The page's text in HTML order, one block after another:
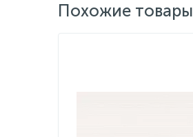
Похожие товары